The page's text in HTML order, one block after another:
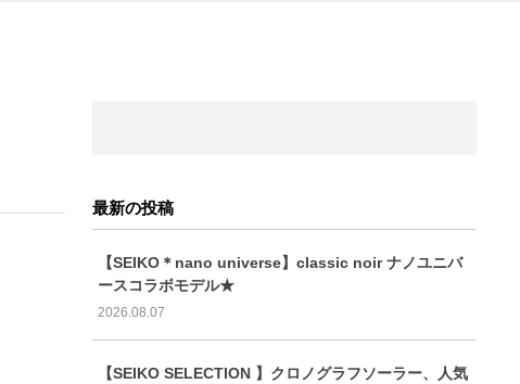
最新の投稿
【SEIKO＊nano universe】classic noir ナノユニバ
ースコラボモデル★
2026.08.07
【SEIKO SELECTION 】クロノグラフソーラー、人気